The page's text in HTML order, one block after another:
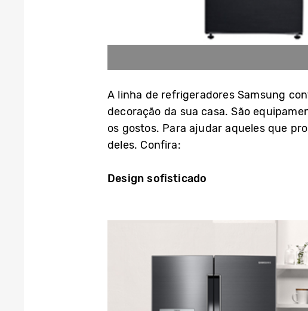
A linha de refrigeradores Samsung
decoração da sua casa. São
os gostos. Para ajudar aqueles que
deles. Confira:
Design sofisticado